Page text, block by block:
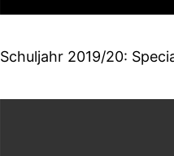
Schuljahr 2019/20: